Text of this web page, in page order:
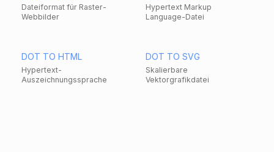
Dateiformat für Raster-
Webbilder
Hypertext Markup
Language-Datei
DOT TO HTML
Hypertext-
Auszeichnungssprache
DOT TO SVG
Skalierbare
Vektorgrafikdatei